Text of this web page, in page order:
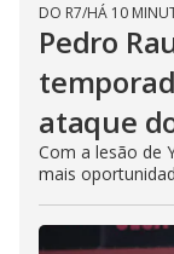
DO R7/HÁ 10
Pedro
ataque
Com a lesão de
mais